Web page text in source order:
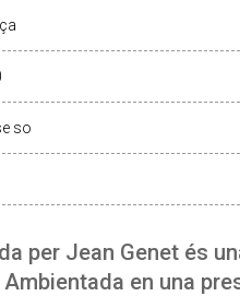
so
per Jean Genet és
en una